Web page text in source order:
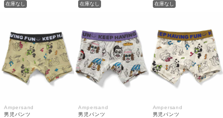
在庫なし 在庫なし 在庫なし
Ampersand
男児パンツ
Ampersand
男児パンツ
Ampersand
男児パンツ